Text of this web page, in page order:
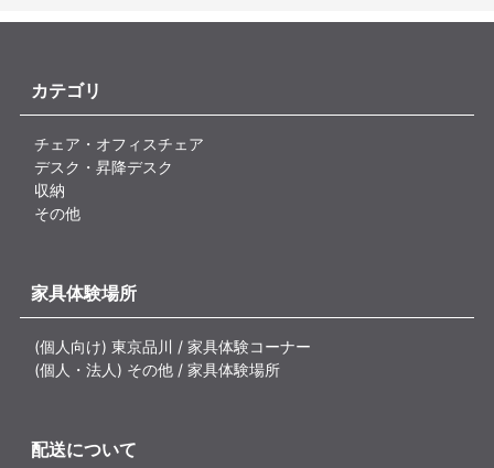
カテゴリ
チェア・オフィスチェア
デスク・昇降デスク
収納
その他
家具体験場所
(個人向け) 東京品川 / 家具体験コーナー
(個人・法人) その他 / 家具体験場所
配送について